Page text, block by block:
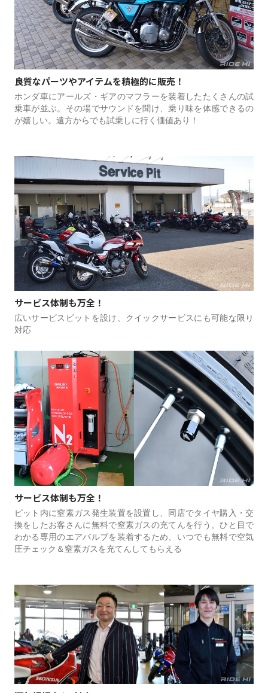
良質なパーツやアイテムを積極的に販売！
ホンダ車にアールズ・ギアのマフラーを装着したたくさんの試
乗車が並ぶ。その場でサウンドを聞け、乗り味を体感できるの
が嬉しい。遠方からでも試乗しに行く価値あり！
サービス体制も万全！
広いサービスピットを設け、クイックサービスにも可能な限り
対応
サービス体制も万全！
ピット内に窒素ガス発生装置を設置し、同店でタイヤ購入・交
換をしたお客さんに無料で窒素ガスの充てんを行う。ひと目で
わかる専用のエアバルブを装着するため、いつでも無料で空気
圧チェック＆窒素ガスを充てんしてもらえる